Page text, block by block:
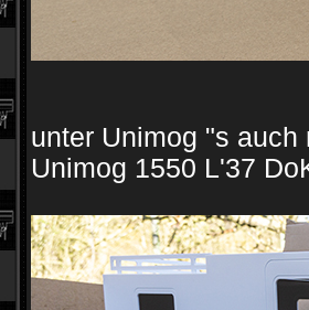
unter Unimog "s
Unimog 1550 L'37